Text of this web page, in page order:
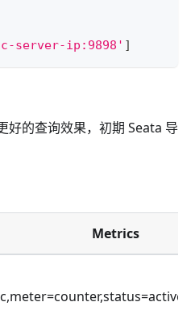
server-ip:9898' ]
好的查询效果，初期 Seata 导
Metrics